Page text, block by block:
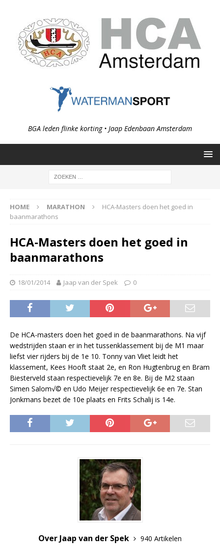
BGA leden flinke korting • Jaap Edenbaan Amsterdam
HOME MARATHON
HCA-Masters doen het goed in
baanmarathons
HCA-Masters doen het goed in
baanmarathons
18/01/2014 Jaap van der Spek 0
De HCA-masters doen het goed in de baanmarathons. Na vijf
wedstrijden staan er in het tussenklassement bij de M1 maar
liefst vier rijders bij de 1e 10. Tonny van Vliet leidt het
klassement, Kees Hooft staat 2e, en Ron Hugtenbrug en Bram
Biesterveld staan respectievelijk 7e en 8e. Bij de M2 staan
Simen Salom√© en Udo Meijer respectievelijk 6e en 7e. Stan
Jonkmans bezet de 10e plaats en Frits Schalij is 14e.
Over Jaap van der Spek
940 Artikelen